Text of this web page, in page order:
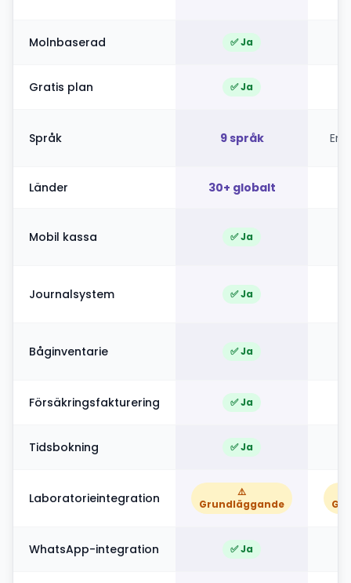
Molnbaserad ✅ Ja
Gratis plan ✅ Ja
Språk 9 språk
Länder 30+ globalt
Mobil kassa ✅ Ja
Journalsystem ✅ Ja
Båginventarie ✅ Ja
Försäkringsfakturering ✅ Ja
Tidsbokning ✅ Ja
Laboratorieintegration
⚠️
Grundläggande
WhatsApp-integration ✅ Ja